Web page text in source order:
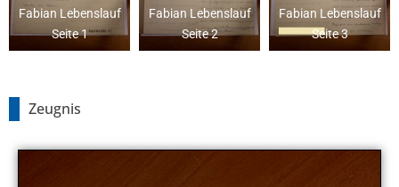
Fabian Lebenslauf
Seite 1
Fabian Lebenslauf
Seite 2
Fabian Lebenslauf
Seite 3
Zeugnis